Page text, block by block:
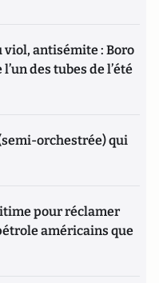
antisémite : Boro
des tubes de l’été
orchestrée) qui
pour réclamer
américains que